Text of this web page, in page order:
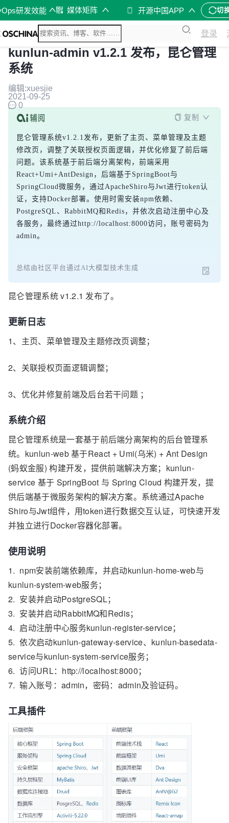
研发效能 媒体矩阵 开源中国APP 切
登录
kunlun-admin v1.2.1 发布，昆仑管理
系统
编辑:xuesjie
2021-09-25
0
复制
昆仑管理系统v1.2.1发布，更新了主页、菜单管理及主题
修改页，调整了关联授权页面逻辑，并优化修复了前后端
问题。该系统基于前后端分离架构，前端采用
React+Umi+AntDesign，后端基于SpringBoot与
SpringCloud微服务，通过ApacheShiro与Jwt进行token认
证，支持Docker部署。使用时需安装npm依赖、
PostgreSQL、RabbitMQ和Redis，并依次启动注册中心及
各服务，最终通过http://localhost:8000访问，账号密码为
admin。
总结由社区平台通过AI大模型技术生成
昆仑管理系统 v1.2.1 发布了。
更新日志
1、主页、菜单管理及主题修改页调整；
2、关联授权页面逻辑调整；
3、 优化并修复前端及后台若干问题 ；
系统介绍
昆仑管理系统是一套基于前后端分离架构的后台管理系
统。kunlun-web 基于React + Umi(乌米) + Ant Design
(蚂蚁金服) 构建开发，提供前端解决方案；kunlun-
service 基于 SpringBoot 与 Spring Cloud 构建开发，提
供后端基于微服务架构的解决方案。系统通过Apache
Shiro与Jwt组件，用token进行数据交互认证，可快速开发
并独立进行Docker容器化部署。
使用说明
1. npm安装前端依赖库，并启动kunlun-home-web与
kunlun-system-web服务；
2. 安装并启动PostgreSQL；
3. 安装并启动RabbitMQ和Redis；
4. 启动注册中心服务kunlun-register-service；
5. 依次启动kunlun-gateway-service、kunlun-basedata-
service与kunlun-system-service服务；
6. 访问URL：http://localhost:8000；
7. 输入账号：admin，密码：admin及验证码。
工具插件